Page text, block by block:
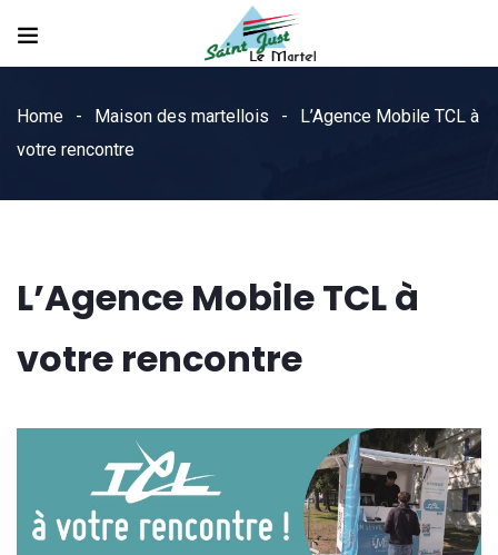
Home Maison des martellois
L’Agence Mobile TCL à
votre rencontre
L’Agence Mobile TCL à
votre rencontre